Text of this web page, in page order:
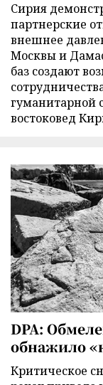
Сирия
партнерские
внешнее
Москвы и
баз создают
гуманитарной
востоковед
DPA:
обнажило
Критическое